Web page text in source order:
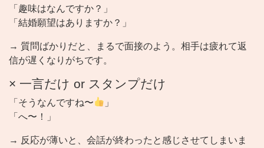
「趣味はなんですか？」
「結婚願望はありますか？」
→ 質問ばかりだと、まるで面接のよう。相手は疲れて返
信が遅くなりがちです。
× 一言だけ or スタンプだけ
「そうなんですね〜
」
「へ〜！」
→ 反応が薄いと、会話が終わったと感じさせてしまいま